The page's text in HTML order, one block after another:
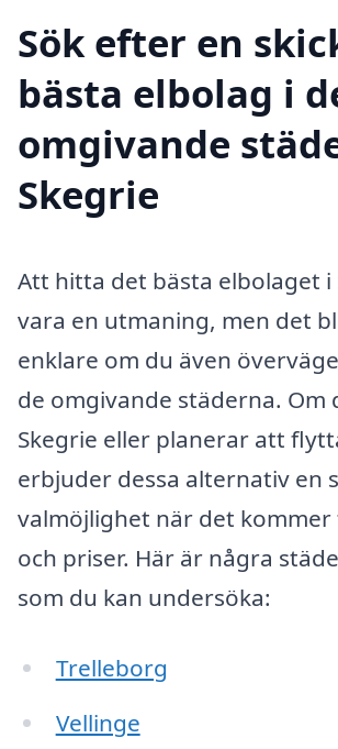
Sök efter en
bästa elbolag i
omgivande
Skegrie
Att hitta det bästa elbolaget i
vara en utmaning, men det
enklare om du även
de omgivande städerna. Om
Skegrie eller planerar att
erbjuder dessa alternativ en
valmöjlighet när det kommer
och priser. Här är några
som du kan undersöka:
Trelleborg
Vellinge